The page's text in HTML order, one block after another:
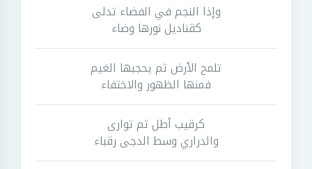
وإذا النجم في الفضاء تدلى
كقناديل نورها وضاء
تلمح الأرض ثم يحجبها الغيم
فمنها الظهور والاختفاء
كرقيب أطل ثم توارى
والدراري وسط الدجى رقباء